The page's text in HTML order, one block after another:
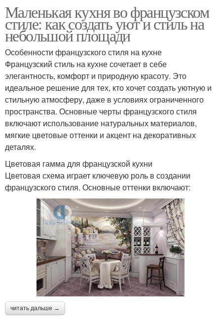
Маленькая кухня во французском
стиле: как создать уют и стиль на
небольшой площади
Особенности французского стиля на кухне
Французский стиль на кухне сочетает в себе
элегантность, комфорт и природную красоту. Это
идеальное решение для тех, кто хочет создать уютную и
стильную атмосферу, даже в условиях ограниченного
пространства. Основные черты французского стиля
включают использование натуральных материалов,
мягкие цветовые оттенки и акцент на декоративных
деталях.
Цветовая гамма для французской кухни
Цветовая схема играет ключевую роль в создании
французского стиля. Основные оттенки включают:
читать дальше →